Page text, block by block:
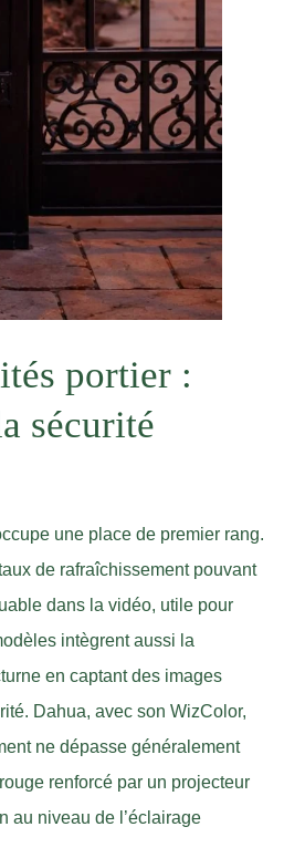
portier :
sécurité
une place de premier rang.
de rafraîchissement pouvant
dans la vidéo, utile pour
intègrent aussi la
en captant des images
Dahua, avec son WizColor,
ne dépasse généralement
renforcé par un projecteur
au niveau de l’éclairage